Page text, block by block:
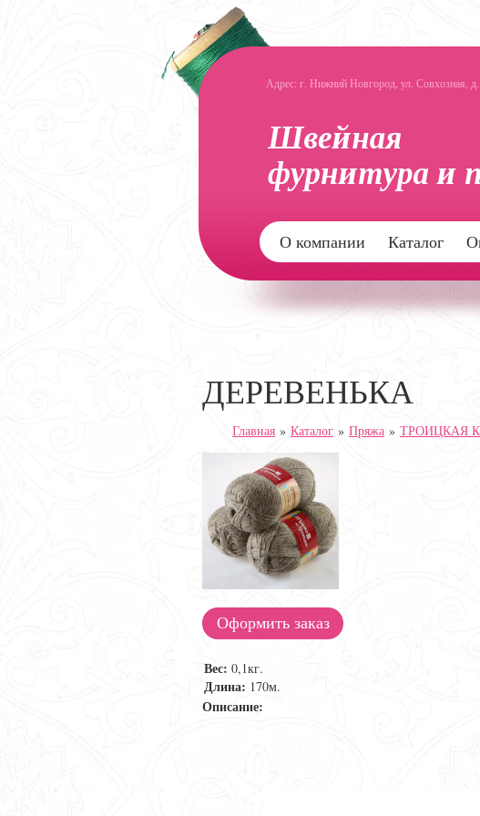
Адрес: г. Нижний Новгород, ул. Совхозная, д.
О компании Каталог
ДЕРЕВЕНЬКА
Главная » Каталог » Пряжа » ТРОИЦКАЯ
Оформить заказ
Вес: 0,1кг.
Длина: 170м.
Описание: